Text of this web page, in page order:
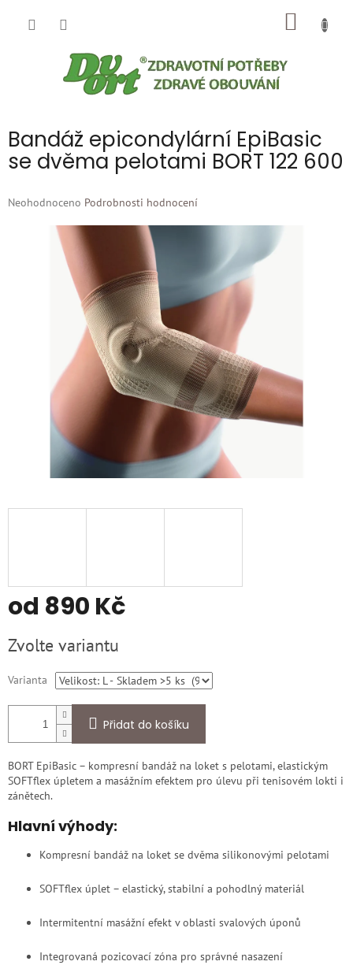
Bandáž epicondylární EpiBasic
se dvěma pelotami BORT 122 600
Průměrné
Neohodnoceno Podrobnosti hodnocení
od 890 Kč
cena:
Zvolte variantu
Varianta
Přidat do košíku
BORT EpiBasic – kompresní bandáž na loket s pelotami, elastickým
SOFTflex úpletem a masážním efektem pro úlevu při tenisovém lokti i
zánětech.
Hlavní výhody:
Kompresní bandáž na loket se dvěma silikonovými pelotami
SOFTflex úplet – elastický, stabilní a pohodlný materiál
Intermitentní masážní efekt v oblasti svalových úponů
Integrovaná pozicovací zóna pro správné nasazení